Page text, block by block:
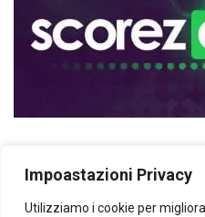
Impoastazioni Privacy
Utilizziamo i cookie per